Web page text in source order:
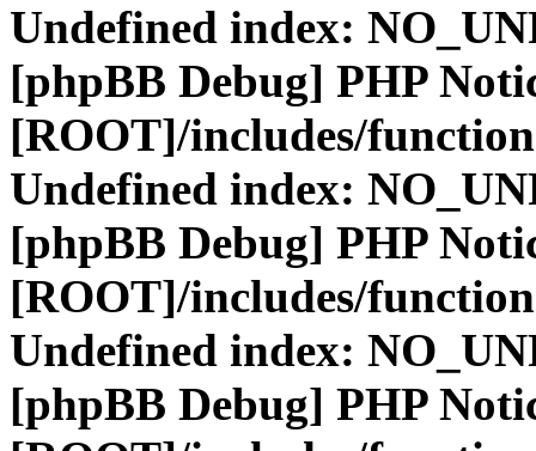
Undefined index:
[phpBB Debug] PHP
[ROOT]/includes/
Undefined index:
[phpBB Debug] PHP
[ROOT]/includes/
Undefined index:
[phpBB Debug] PHP